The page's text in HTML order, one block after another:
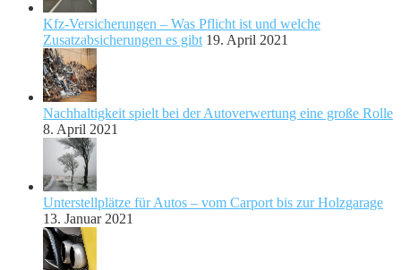
Kfz-Versicherungen – Was Pflicht ist und welche
Zusatzabsicherungen es gibt 19. April 2021
Nachhaltigkeit spielt bei der Autoverwertung eine große Rolle
8. April 2021
Unterstellplätze für Autos – vom Carport bis zur Holzgarage
13. Januar 2021